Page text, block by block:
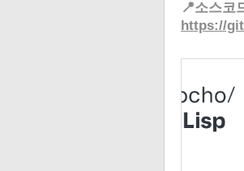
📍소스코
https://